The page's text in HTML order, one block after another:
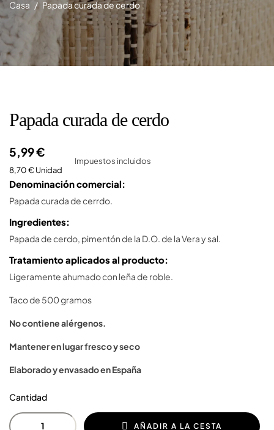
Casa Papada curada de cerdo
Papada curada de cerdo
5,99 €
8,70 € Unidad
Impuestos incluidos
Denominación comercial:
Papada curada de cerrdo.
Ingredientes:
Papada de cerdo, pimentón de la D.O. de la Vera y sal.
Tratamiento aplicados al producto:
Ligeramente ahumado con leña de roble.
Taco de 500 gramos
No contiene alérgenos.
Mantener en lugar fresco y seco
Elaborado y envasado en España
Cantidad
AÑADIR A LA CESTA